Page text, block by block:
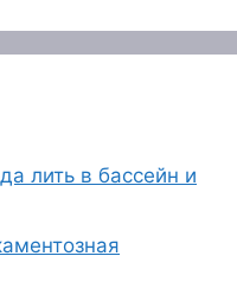
лить в бассейн и